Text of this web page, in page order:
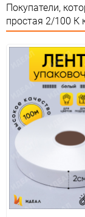
Страна
Сертификация
Особые условия
Минимальное
Количество в
Единица
Размер
Покупатели,
простая 2/100 К